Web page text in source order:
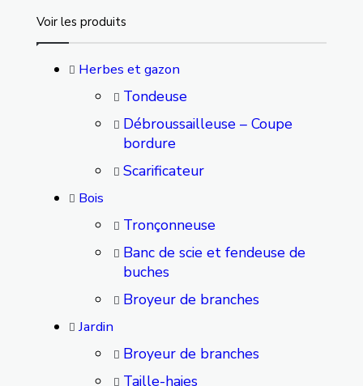
Voir les produits
Herbes et gazon
Tondeuse
Débroussailleuse – Coupe
bordure
Scarificateur
Bois
Tronçonneuse
Banc de scie et fendeuse de
buches
Broyeur de branches
Jardin
Broyeur de branches
Taille-haies